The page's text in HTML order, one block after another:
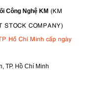
Công Nghệ KM (KM
STOCK COMPANY)
Hồ Chí Minh cấp ngày
TP. Hồ Chí Minh